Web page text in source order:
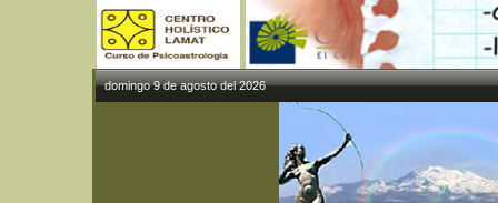
domingo 9 de agosto del 2026